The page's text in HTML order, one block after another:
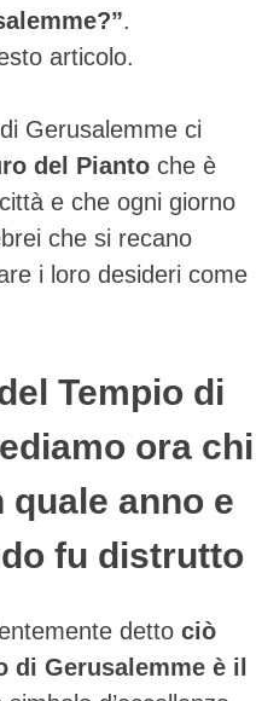
.
articolo.
Gerusalemme ci
del Pianto che è
e che ogni giorno
che si recano
i loro desideri come
Tempio di
ora chi
anno e
fu distrutto
detto ciò
di Gerusalemme è il